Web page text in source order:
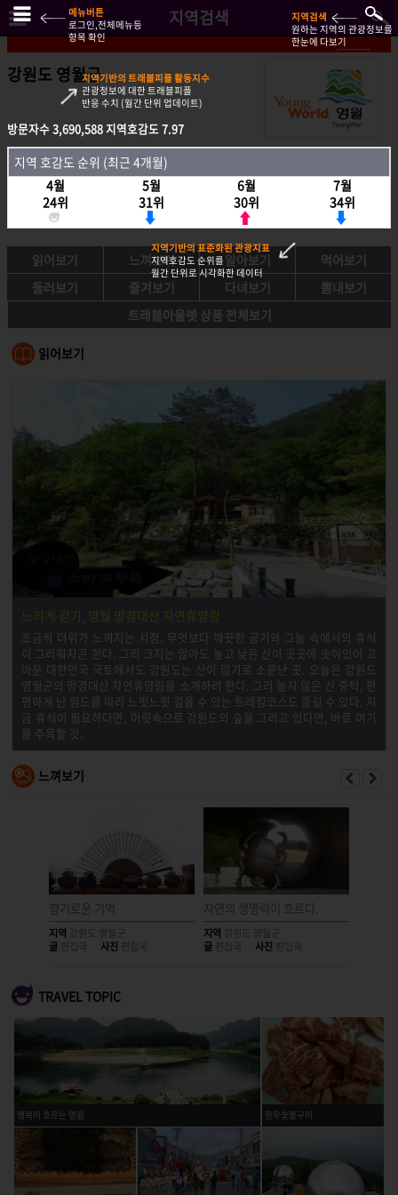
지역검색
강원도 영월군
방문자수3,690,588지역호감도 7.97
지역호감도 순위 (최근 4개월)
4월
24위
5월
31위
6월
30위
7월
34위
읽어보기 느껴보기 알아보기
먹어보기
둘러보기
즐겨보기 다녀보기
뽐내보기
트래블아울렛 상품 전체보기
읽어보기
느리게 걷기, 영월 망경대산 자연휴양림
조금씩 더위가 느껴지는 시점. 무엇보다 깨끗한 공기와 그늘 속에서의 휴식
이 그리워지곤 한다. 그리 크지는 않아도 높고 낮은 산이 곳곳에 솟아있어 고
마운 대한민국 국토에서도 강원도는 산이 많기로 소문난 곳. 오늘은 강원도
영월군의 망경대산 자연휴양림을 소개하려 한다. 그리 높지 않은 산 중턱, 편
평하게 난 임도를 따라 느릿느릿 걸을 수 있는 트레킹코스도 즐길 수 있다. 지
금 휴식이 필요하다면, 머릿속으로 강원도의 숲을 그리고 있다면, 바로 여기
를 주목할 것.
느껴보기
향기로운 기억
지역 강원도 영월군
글 편집국 사진 편집국
자연의 생명력이 흐르다.
지역 강원도 영월군
글 편집국 사진 편집국
TRAVEL TOPIC
행복이 흐르는 영월 한우숯불구이
방문자수3,690,588지역호감도 7.97
지역 호감도 순위 (최근 4개월)
4월
24위
5월
31위
6월
30위
7월
34위
메뉴버튼
로그인,전체메뉴등
항목 확인
지역검색
원하는 지역의 관광정보를
한눈에 다보기
지역기반의 트래블피플 활동지수
관광정보에 대한 트래블피플
반응 수치 (월간 단위 업데이트)
지역기반의 표준화된 관광지표
지역호감도 순위를
월간 단위로 시각화한 데이터